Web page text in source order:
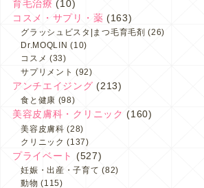
育毛治療 (10)
コスメ・サプリ・薬 (163)
グラッシュビスタ|まつ毛育毛剤 (26)
Dr.MOQLIN (10)
コスメ (33)
サプリメント (92)
アンチエイジング (213)
食と健康 (98)
美容皮膚科・クリニック (160)
美容皮膚科 (28)
クリニック (137)
プライベート (527)
妊娠・出産・子育て (82)
動物 (115)